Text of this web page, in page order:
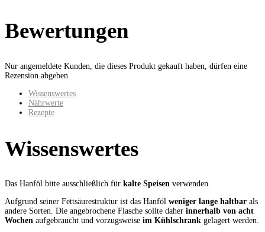
Bewertungen
Nur angemeldete Kunden, die dieses Produkt gekauft haben, dürfen eine
Rezension abgeben.
Wissenswertes
Nährwerte
Rezepte
Wissenswertes
Das Hanföl bitte ausschließlich für kalte Speisen verwenden.
Aufgrund seiner Fettsäurestruktur ist das Hanföl weniger lange haltbar als
andere Sorten. Die angebrochene Flasche sollte daher innerhalb von acht
Wochen aufgebraucht und vorzugsweise im Kühlschrank gelagert werden.